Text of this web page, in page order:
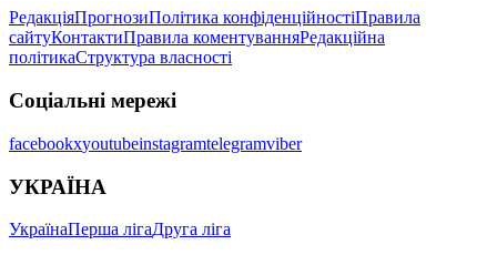
РедакціяПрогнозиПолітика конфіденційностіПравила
сайтуКонтактиПравила коментуванняРедакційна
політикаСтруктура власності
Соціальні мережі
facebookxyoutubeinstagramtelegramviber
УКРАЇНА
УкраїнаПерша лігаДруга ліга